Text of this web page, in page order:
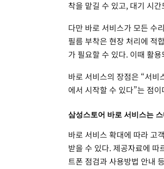
착을 맡길 수 있고, 대기 시
다만 바로 서비스가 모든 수
필름 부착은 현장 처리에 적
가 필요할 수 있다. 이때 활
바로 서비스의 장점은 “서비
에서 시작할 수 있다”는 점이
삼성스토어 바로 서비스는
바로 서비스 확대에 따라 고
받을 수 있다. 제공자료에
트폰 점검과 사용방법 안내